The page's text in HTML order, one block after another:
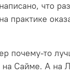
что
практике
почему-то
Сайме. А на